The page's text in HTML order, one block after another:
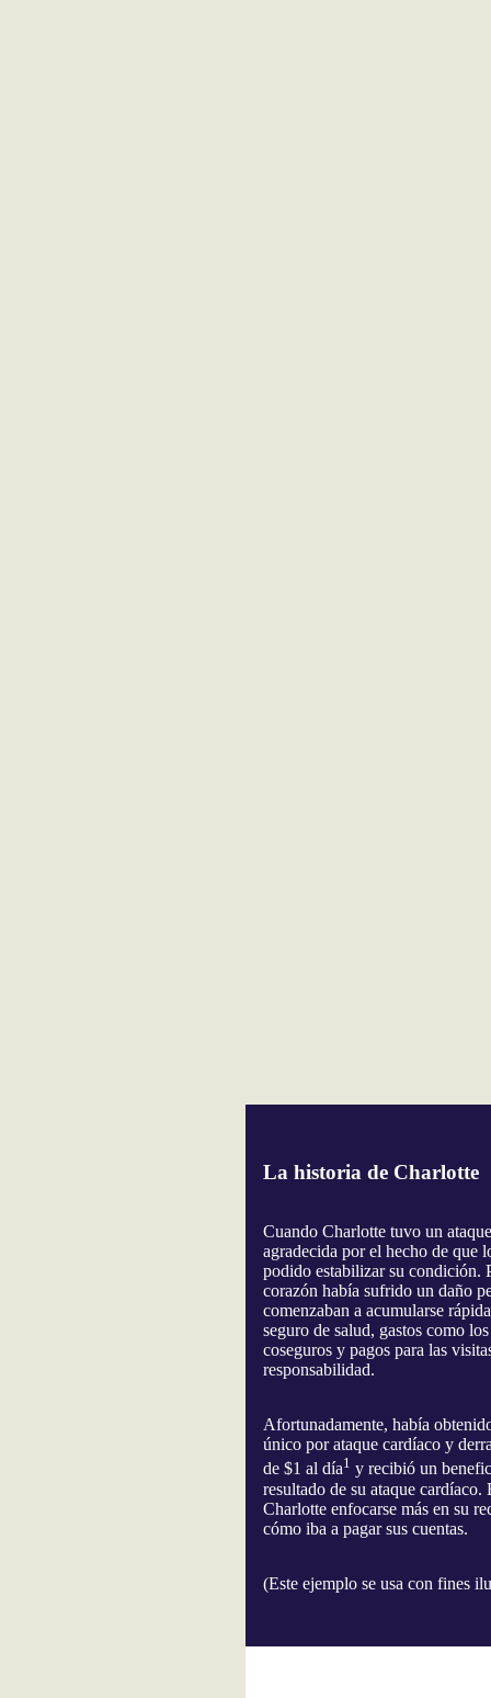
La historia de Charlotte
Cuando Charlotte tuvo un
agradecida por el hecho de que
podido estabilizar su condición.
corazón había sufrido un daño
comenzaban a acumularse
seguro de salud, gastos como
coseguros y pagos para las
responsabilidad.
Afortunadamente, había
único por ataque cardíaco y
de $1 al día1 y recibió un
resultado de su ataque
Charlotte enfocarse más en su
cómo iba a pagar sus cuentas.
(Este ejemplo se usa con fines